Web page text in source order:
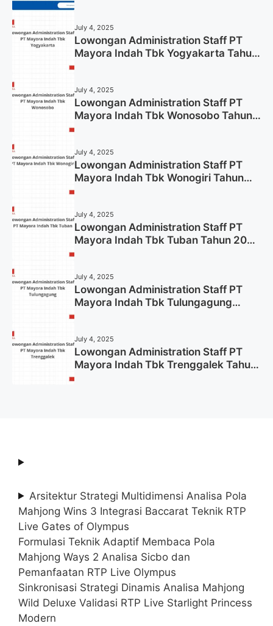
July 4, 2025
Lowongan Administration Staff PT
Mayora Indah Tbk Yogyakarta Tahun
July 4, 2025
Lowongan Administration Staff PT
Mayora Indah Tbk Wonosobo Tahun
July 4, 2025
Lowongan Administration Staff PT
Mayora Indah Tbk Wonogiri Tahun
July 4, 2025
Lowongan Administration Staff PT
Mayora Indah Tbk Tuban Tahun 2025
July 4, 2025
Lowongan Administration Staff PT
Mayora Indah Tbk Tulungagung
July 4, 2025
Lowongan Administration Staff PT
Mayora Indah Tbk Trenggalek Tahun
Arsitektur Strategi Multidimensi Analisa Pola
Mahjong Wins 3 Integrasi Baccarat Teknik RTP
Live Gates of Olympus
Formulasi Teknik Adaptif Membaca Pola
Mahjong Ways 2 Analisa Sicbo dan
Pemanfaatan RTP Live Olympus
Sinkronisasi Strategi Dinamis Analisa Mahjong
Wild Deluxe Validasi RTP Live Starlight Princess
Modern